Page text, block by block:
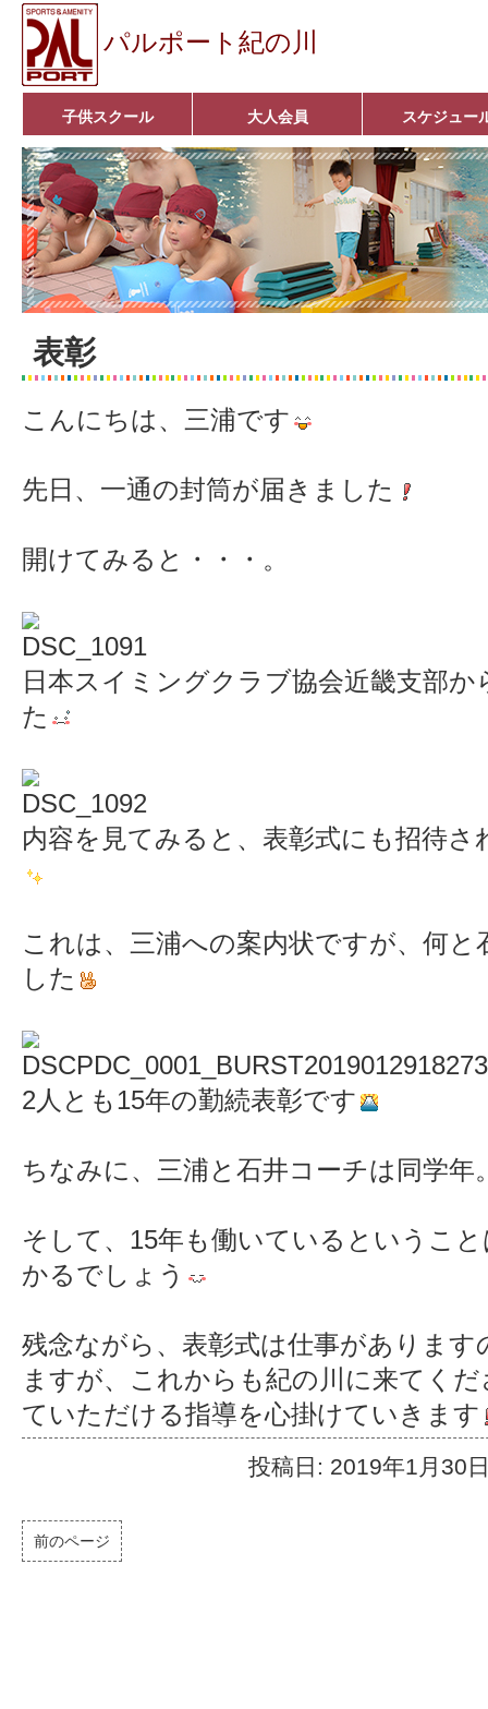
パルポート紀の川
子供スクール
ベビーコース
幼児コース
小学生コース
育成コース
選手コース
キッズパーク(体操教室)
子どもダンス教室
■入会案内■
大人会員
アクア悠々クラブ
いきいきコース
■入会案内■
スケジュー
表彰
こんにちは、三浦です
先日、一通の封筒が届きました
開けてみると・・・。
日本スイミングクラブ協会近畿支部
た
内容を見てみると、表彰式にも招待
これは、三浦への案内状ですが、何
した
2人とも15年の勤続表彰です
ちなみに、三浦と石井コーチは同学年
そして、15年も働いているというこ
かるでしょう
残念ながら、表彰式は仕事がありま
ますが、これからも紀の川に来てく
ていただける指導を心掛けていきます
投稿日: 2019年1月30
前のページ